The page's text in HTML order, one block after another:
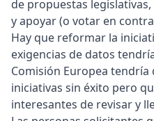
de propuestas
y apoyar (o votar en
Hay que reformar la
exigencias de datos
Comisión Europea
iniciativas sin éxito pero
interesantes de revisar y